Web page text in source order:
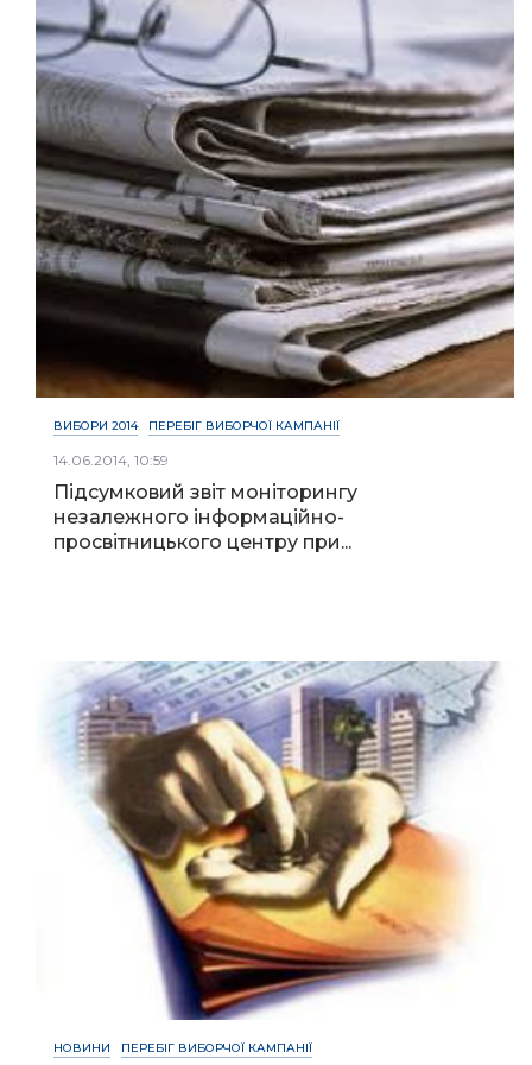
ВИБОРИ 2014 ПЕРЕБІГ ВИБОРЧОЇ КАМПАНІЇ
14.06.2014, 10:59
Підсумковий звіт моніторингу
незалежного інформаційно-
просвітницького центру при...
НОВИНИ ПЕРЕБІГ ВИБОРЧОЇ КАМПАНІЇ